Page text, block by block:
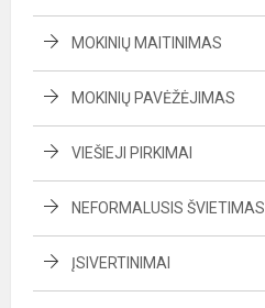
MOKINIŲ MAITINIMAS
MOKINIŲ PAVĖŽĖJIMAS
VIEŠIEJI PIRKIMAI
NEFORMALUSIS ŠVIETIMAS
ĮSIVERTINIMAI